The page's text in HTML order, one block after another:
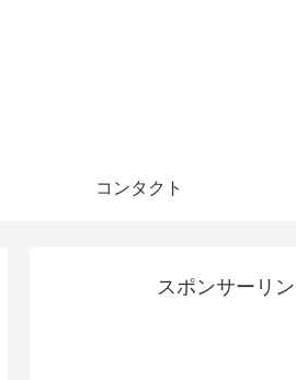
コンタクト
スポンサーリ